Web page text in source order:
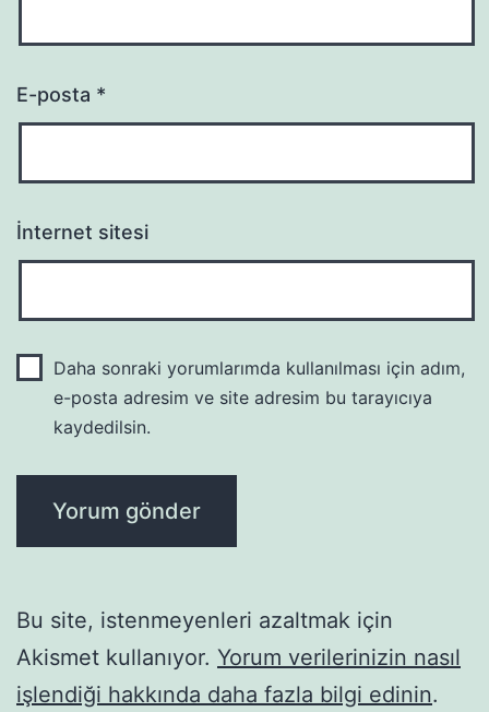
E-posta *
İnternet sitesi
Daha sonraki yorumlarımda kullanılması için adım,
e-posta adresim ve site adresim bu tarayıcıya
kaydedilsin.
Bu site, istenmeyenleri azaltmak için
Akismet kullanıyor. Yorum verilerinizin nasıl
işlendiği hakkında daha fazla bilgi edinin.